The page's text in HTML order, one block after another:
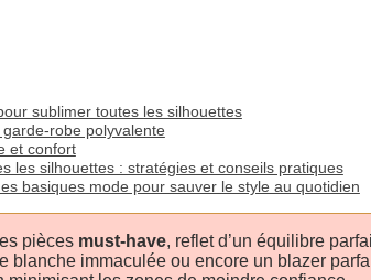
sublimer toutes les silhouettes
robe polyvalente
et confort
les silhouettes : stratégies et conseils pratiques
basiques mode pour sauver le style au quotidien
pièces must-have, reflet d’un équilibre
blanche immaculée ou encore un blazer